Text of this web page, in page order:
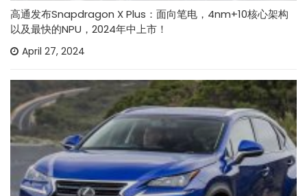
高通发布Snapdragon X Plus：面向笔电，4nm+10核心架构
以及最快的NPU，2024年中上市！
April 27, 2024